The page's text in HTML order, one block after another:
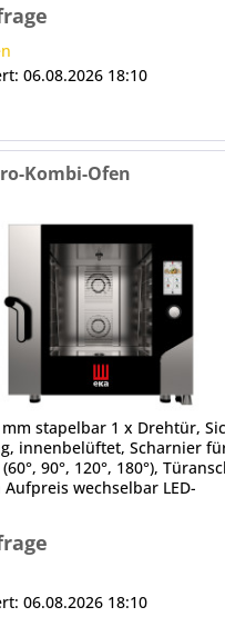
06.08.2026 18:10
Kombi-Ofen
stapelbar 1 x Drehtür,
innenbelüftet, Scharnier
90°, 120°, 180°),
wechselbar LED-
06.08.2026 18:10